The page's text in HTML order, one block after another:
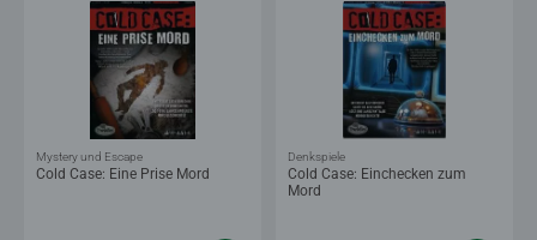
Cold Case: Eine Prise Mord
Mystery und Escape
Cold Case: Einchecken zum
Mord
Denkspiele